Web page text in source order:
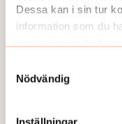
Dessa kan i sin tur
information som du
Nödvändig
Inställningar
Det blir mer
arbetsmiljö
pratar man